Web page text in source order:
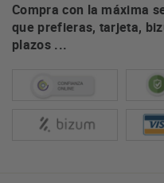
Compra con la máxima
que prefieras, tarjeta,
plazos ...